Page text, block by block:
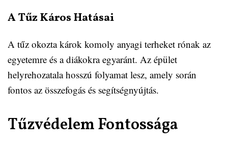
A Tűz Káros Hatásai
A tűz okozta károk komoly anyagi terheket rónak az
egyetemre és a diákokra egyaránt. Az épület
helyrehozatala hosszú folyamat lesz, amely során
fontos az összefogás és segítségnyújtás.
Tűzvédelem Fontossága